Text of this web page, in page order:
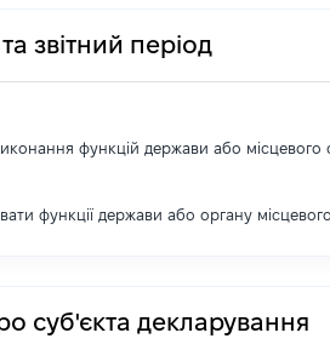
звітний період
функцій держави або
функції держави або органу
суб'єкта декларування